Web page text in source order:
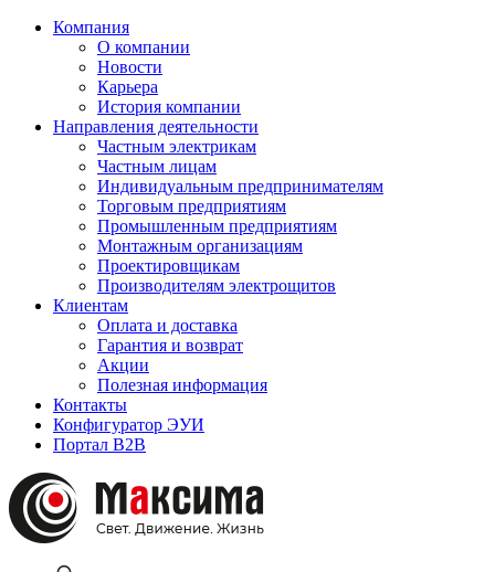
Компания
О компании
Новости
Карьера
История компании
Направления деятельности
Частным электрикам
Частным лицам
Индивидуальным предпринимателям
Торговым предприятиям
Промышленным предприятиям
Монтажным организациям
Проектировщикам
Производителям электрощитов
Клиентам
Оплата и доставка
Гарантия и возврат
Акции
Полезная информация
Контакты
Конфигуратор ЭУИ
Портал B2B